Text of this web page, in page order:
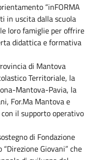
“inFORMA
in uscita dalla scuola
loro famiglie per offrire
didattica e formativa
di Mantova
Territoriale, la
Mantova-Pavia, la
For.Ma Mantova e
il supporto operativo
di Fondazione
Giovani” che